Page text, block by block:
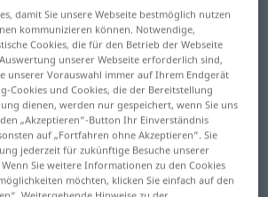
Übersetzung anklicken/antippen)
de, enfardar, concentrar,
damit Sie unsere Webseite bestmöglich nutzen
kommunizieren können. Notwendige,
Cookies, die für den Betrieb der Webseite
unserer Webseite erforderlich sind,
unserer Vorauswahl immer auf Ihrem Endgerät
Cookies und Cookies, die der Bereitstellung
dienen, werden nur gespeichert, wenn Sie uns
„Akzeptieren“-Button Ihr Einverständnis
auf „Fortfahren ohne Akzeptieren“. Sie
jederzeit für zukünftige Besuche unserer
Sie weitere Informationen zu den Cookies
möchten, klicken Sie einfach auf den